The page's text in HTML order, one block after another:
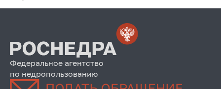
Федеральное агентство
по недропользованию